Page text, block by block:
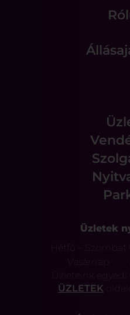
Üzletek
Hétfő – Szombat
Vasárnap
Üzleteink
ÜZLETEK